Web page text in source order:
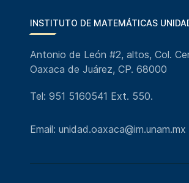
INSTITUTO DE MATEMÁTICAS
Antonio de León #2, altos, Col.
Oaxaca de Juárez, CP. 68000
Tel: 951 5160541 Ext. 550.
Email: unidad.oaxaca@im.unam.mx